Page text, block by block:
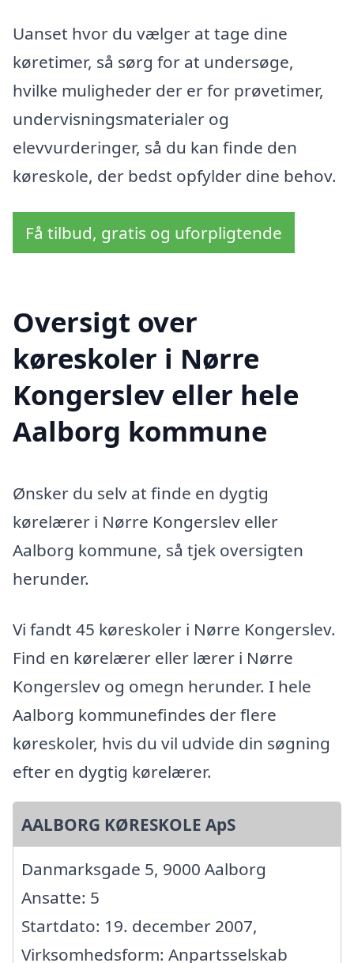
Uanset hvor du vælger at tage dine
køretimer, så sørg for at undersøge,
hvilke muligheder der er for prøvetimer,
undervisningsmaterialer og
elevvurderinger, så du kan finde den
køreskole, der bedst opfylder dine behov.
Få tilbud, gratis og uforpligtende
Oversigt over
køreskoler i Nørre
Kongerslev eller hele
Aalborg kommune
Ønsker du selv at finde en dygtig
kørelærer i Nørre Kongerslev eller
Aalborg kommune, så tjek oversigten
herunder.
Vi fandt 45 køreskoler i Nørre Kongerslev.
Find en kørelærer eller lærer i Nørre
Kongerslev og omegn herunder. I hele
Aalborg kommunefindes der flere
køreskoler, hvis du vil udvide din søgning
efter en dygtig kørelærer.
AALBORG KØRESKOLE ApS
Danmarksgade 5, 9000 Aalborg
Ansatte: 5
Startdato: 19. december 2007,
Virksomhedsform: Anpartsselskab